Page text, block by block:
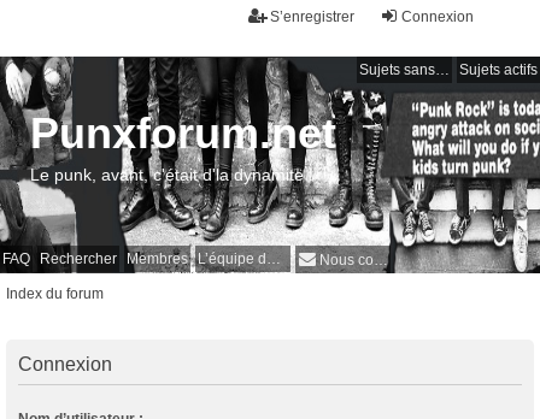
Connexion
S’enregistrer
Sujets sans réponse Sujets actifs
FAQ Rechercher Membres L’équipe du forum Nous contacter
Punxforum.net
Le punk, avant, c'était d'la dynamite !
Index du forum
Connexion